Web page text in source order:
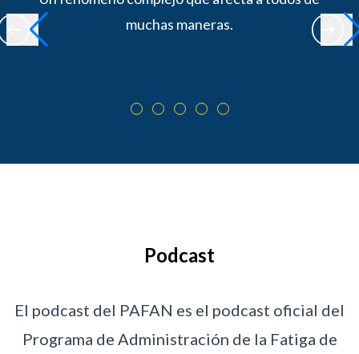
muchas maneras.
Podcast
El podcast del PAFAN es el podcast oficial del
Programa de Administración de la Fatiga de